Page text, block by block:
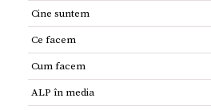
Cine suntem
Ce facem
Cum facem
ALP în media